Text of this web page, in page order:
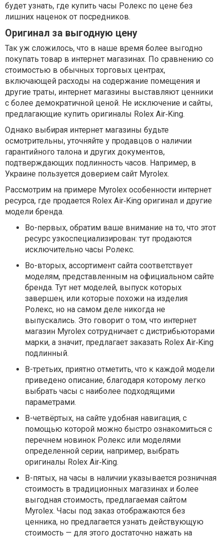
будет узнать, где купить часы Ролекс по цене без
лишних наценок от посредников.
Оригинал за выгодную цену
Так уж сложилось, что в наше время более выгодно
покупать товар в интернет магазинах. По сравнению со
стоимостью в обычных торговых центрах,
включающей расходы на содержание помещения и
другие траты, интернет магазины выставляют ценники
с более демократичной ценой. Не исключение и сайты,
предлагающие купить оригиналы Rolex Air‑King.
Однако выбирая интернет магазины будьте
осмотрительны, уточняйте у продавцов о наличии
гарантийного талона и других документов,
подтверждающих подлинность часов. Например, в
Украине пользуется доверием сайт Myrolex.
Рассмотрим на примере Myrolex особенности интернет
ресурса, где продается Rolex Air‑King оригинал и другие
модели бренда.
Во-первых, обратим ваше внимание на то, что этот
ресурс узкоспециализирован: тут продаются
исключительно часы Ролекс.
Во-вторых, ассортимент сайта соответствует
моделям, представленным на официальном сайте
бренда. Тут нет моделей, выпуск которых
завершен, или которые похожи на изделия
Ролекс, но на самом деле никогда не
выпускались. Это говорит о том, что интернет
магазин Myrolex сотрудничает с дистрибьюторами
марки, а значит, предлагает заказать Rolex Air‑King
подлинный.
В-третьих, приятно отметить, что к каждой модели
приведено описание, благодаря которому легко
выбрать часы с наиболее подходящими
параметрами.
В-четвёртых, на сайте удобная навигация, с
помощью которой можно быстро ознакомиться с
перечнем новинок Ролекс или моделями
определенной серии, например, выбрать
оригиналы Rolex Air‑King.
В-пятых, на часы в наличии указывается розничная
стоимость в традиционных магазинах и более
выгодная стоимость, предлагаемая сайтом
Myrolex. Часы под заказ отображаются без
ценника, но предлагается узнать действующую
стоимость — для этого достаточно нажать на